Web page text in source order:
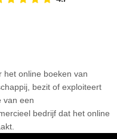
het online boeken van
bezit of exploiteert
van een
bedrijf dat het online